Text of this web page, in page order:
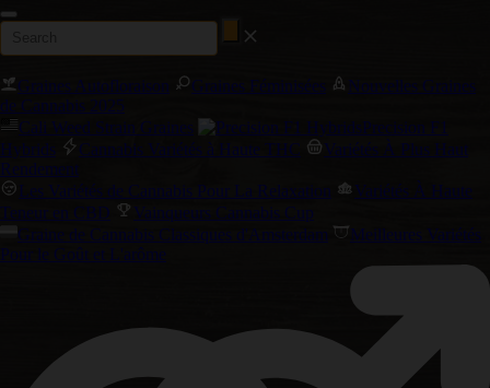
Graines Autofloraison Graines Féminisées
Nouvelles Graines
de Cannabis 2025
Cali Weed Strain Graines
Precision F1
Hybrids
Cannabis Variétés à Haute THC
Variétés À Plus Haut
Rendement
Les Variétés de Cannabis Pour La Relaxation
Variétés À Haute
Teneur en CBD
Vainqueurs Cannabis Cup
Graine de Cannabis Classiques d'Amsterdam
Meilleures Variétés
Pour le Goût et L'arôme